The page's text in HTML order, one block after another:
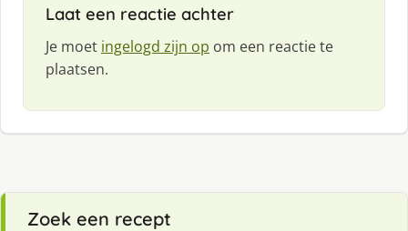
Laat een reactie achter
Je moet ingelogd zijn op om een reactie te
plaatsen.
Zoek een recept